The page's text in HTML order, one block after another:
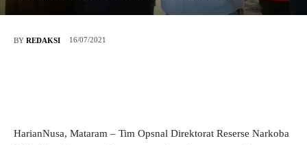
BY REDAKSI 16/07/2021
HarianNusa, Mataram – Tim Opsnal Direktorat Reserse Narkoba